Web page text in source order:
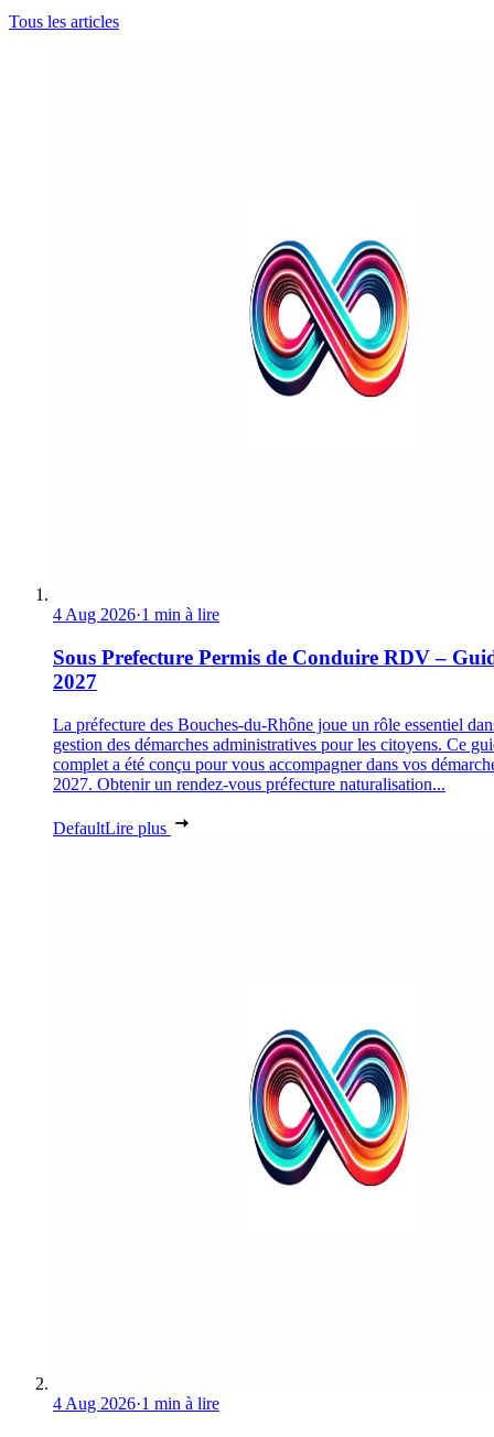
Tous les articles
4 Aug 2026·1 min à lire
Sous Prefecture Permis de Conduire RDV –
2027
La préfecture des Bouches-du-Rhône joue un rôle essentiel
gestion des démarches administratives pour les citoyens. Ce
complet a été conçu pour vous accompagner dans vos
2027. Obtenir un rendez-vous préfecture naturalisation...
DefaultLire plus
4 Aug 2026·1 min à lire